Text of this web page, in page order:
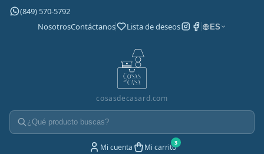
(849) 570-5792
NosotrosContáctanos Lista de deseos ES
cosasdecasard.com
Mi cuenta Mi carrito